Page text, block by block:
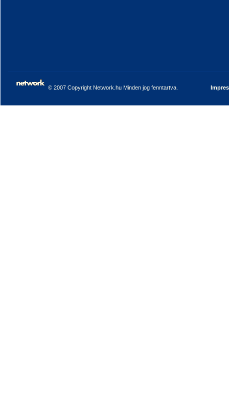
© 2007 Copyright Network.hu Minden jog fenntartva.